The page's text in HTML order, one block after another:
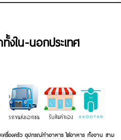
งใน-นอกประเทศ
ครื่องครัว อุปกรณ์ทำอาหาร ใส่อาหาร ทั้งจาน ชาม